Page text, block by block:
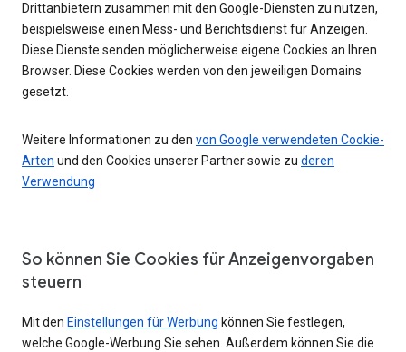
Drittanbietern zusammen mit den Google-Diensten zu nutzen,
beispielsweise einen Mess- und Berichtsdienst für Anzeigen.
Diese Dienste senden möglicherweise eigene Cookies an Ihren
Browser. Diese Cookies werden von den jeweiligen Domains
gesetzt.
Weitere Informationen zu den von Google verwendeten Cookie-
Arten und den Cookies unserer Partner sowie zu deren
Verwendung
So können Sie Cookies für Anzeigenvorgaben
steuern
Mit den Einstellungen für Werbung können Sie festlegen,
welche Google-Werbung Sie sehen. Außerdem können Sie die